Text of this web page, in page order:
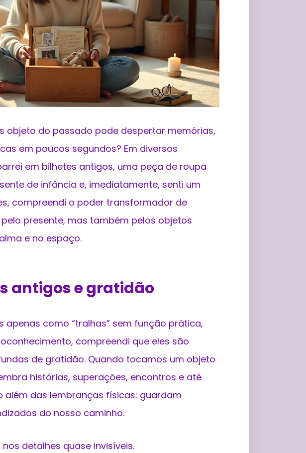
objeto do passado pode despertar memórias,
em poucos segundos? Em diversos
em bilhetes antigos, uma peça de roupa
de infância e, imediatamente, senti um
compreendi o poder transformador de
presente, mas também pelos objetos
e no espaço.
antigos e gratidão
apenas como “tralhas” sem função prática,
compreendi que eles são
de gratidão. Quando tocamos um objeto
histórias, superações, encontros e até
além das lembranças físicas: guardam
do nosso caminho.
detalhes quase invisíveis.